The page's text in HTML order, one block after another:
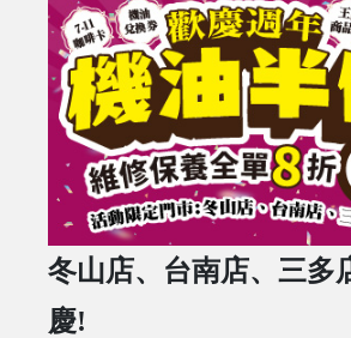
冬山店、台南店、三多
慶!